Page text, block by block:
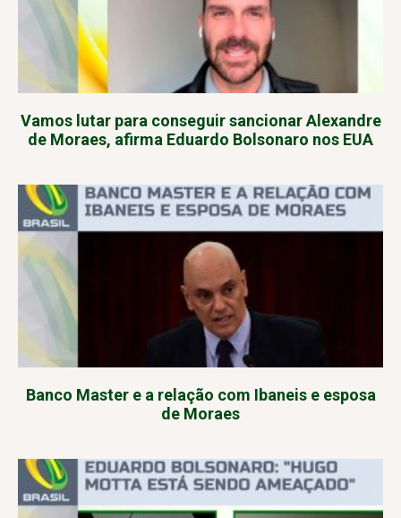
Vamos lutar para conseguir sancionar Alexandre
de Moraes, afirma Eduardo Bolsonaro nos EUA
Banco Master e a relação com Ibaneis e esposa
de Moraes